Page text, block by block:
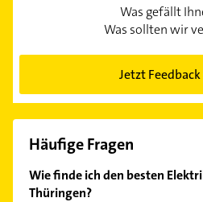
Was gefällt
Was sollten wir
Jetzt
Häufige Fragen
Wie finde ich den besten
Thüringen?